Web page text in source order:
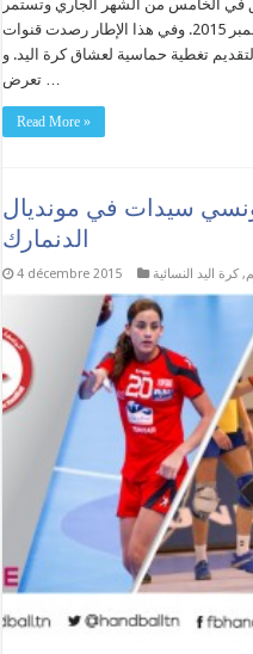
في الخامس من الشهر الجاري وتستمر
حتى العشرين من ديسمبر 2015. وفي هذا الإطار رصدت قنوات beIN SPORTS نخبة
تغطية حماسية لعشاق كرة اليد. و
تعرض …
Read More »
سيدات في مونديال
الدنمارك
4 décembre 2015 , كرة اليد النسائية